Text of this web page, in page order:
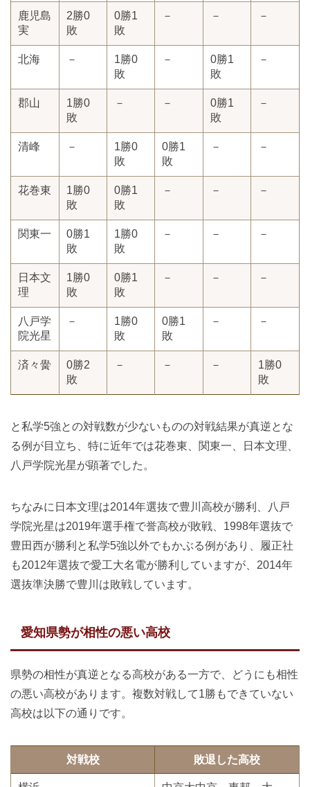
鹿児島
実
2勝0
敗
0勝1
敗
－ － －
北海 －
1勝0
敗
－
0勝1
敗
－
郡山
1勝0
敗
－ －
0勝1
敗
－
清峰 －
1勝0
敗
0勝1
敗
－ －
花巻東
1勝0
敗
0勝1
敗
－ － －
関東一
0勝1
敗
1勝0
敗
－ － －
日本文
理
1勝0
敗
0勝1
敗
－ － －
八戸学
院光星
－
1勝0
敗
0勝1
敗
－ －
済々黌
0勝2
敗
－ － －
1勝0
敗
と私学5強との対戦数が少ないものの対戦結果が真逆とな
る例が目立ち、特に近年では花巻東、関東一、日本文理、
八戸学院光星が顕著でした。
ちなみに日本文理は2014年選抜で豊川高校が勝利、八戸
学院光星は2019年選手権で誉高校が敗戦、1998年選抜で
豊田西が勝利と私学5強以外でもかぶる例があり、履正社
も2012年選抜で愛工大名電が勝利していますが、2014年
選抜準決勝で豊川は敗戦しています。
愛知県勢が相性の悪い高校
県勢の相性が真逆となる高校がある一方で、どうにも相性
の悪い高校があります。複数対戦して1勝もできていない
高校は以下の通りです。
対戦校 敗退した高校